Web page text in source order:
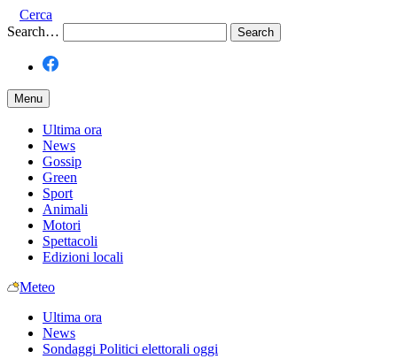
Cerca
Search…
Menu
Ultima ora
News
Gossip
Green
Sport
Animali
Motori
Spettacoli
Edizioni locali
Meteo
Ultima ora
News
Sondaggi Politici elettorali oggi